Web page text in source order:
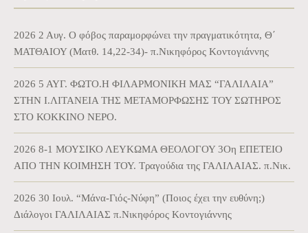
2026 2 Αυγ. Ο φόβος παραμορφώνει την πραγματικότητα, Θ΄
ΜΑΤΘΑΙΟΥ (Ματθ. 14,22-34)- π.Νικηφόρος Κοντογιάννης
2026 5 ΑΥΓ. ΦΩΤΟ.Η ΦΙΛΑΡΜΟΝΙΚΗ ΜΑΣ “ΓΑΛΙΛΑΙΑ”
ΣΤΗΝ Ι.ΛΙΤΑΝΕΙΑ ΤΗΣ ΜΕΤΑΜΟΡΦΩΣΗΣ ΤΟΥ ΣΩΤΗΡΟΣ
ΣΤΟ ΚΟΚΚΙΝΟ ΝΕΡΟ.
2026 8-1 ΜΟΥΣΙΚΟ ΛΕΥΚΩΜΑ ΘΕΟΛΟΓΟΥ 3Οη ΕΠΕΤΕΙΟ
ΑΠΟ ΤΗΝ ΚΟΙΜΗΣΗ ΤΟΥ. Τραγούδια της ΓΑΛΙΛΑΙΑΣ. π.Νικ.
2026 30 Ιουλ. “Μάνα-Γιός-Νύφη” (Ποιος έχει την ευθύνη;)
Διάλογοι ΓΑΛΙΛΑΙΑΣ π.Νικηφόρος Κοντογιάννης